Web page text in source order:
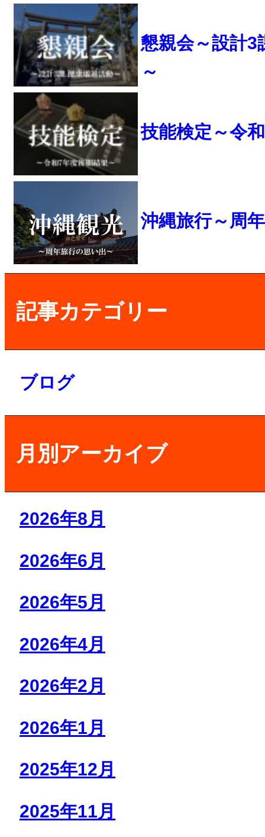
懇親会～設計3
～
技能検定～令
沖縄旅行～周
記事カテゴリー
ブログ
月別アーカイブ
2026年8月
2026年6月
2026年5月
2026年4月
2026年2月
2026年1月
2025年12月
2025年11月